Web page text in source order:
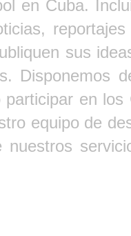
en Cuba.
sus
Disponemos
en
equipo de
nuestros